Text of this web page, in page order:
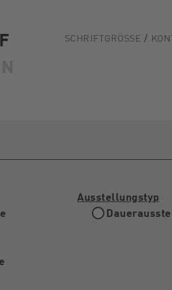
SCHRIFTGRÖSSE
Ausstellungstyp